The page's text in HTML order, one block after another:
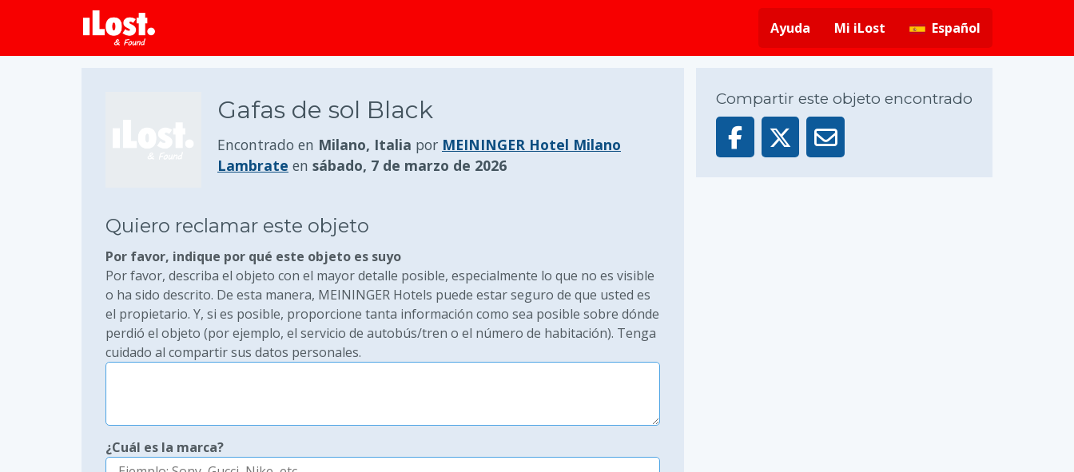
Ayuda Mi iLost Español
Gafas de sol Black
Encontrado en Milano, Italia por MEININGER Hotel Milano
Lambrate en sábado, 7 de marzo de 2026
Quiero reclamar este objeto
Por favor, indique por qué este objeto es suyo
Por favor, describa el objeto con el mayor detalle posible, especialmente lo que no es visible
o ha sido descrito. De esta manera, MEININGER Hotels puede estar seguro de que usted es
el propietario. Y, si es posible, proporcione tanta información como sea posible sobre dónde
perdió el objeto (por ejemplo, el servicio de autobús/tren o el número de habitación). Tenga
cuidado al compartir sus datos personales.
¿Cuál es la marca?
Compartir este objeto encontrado